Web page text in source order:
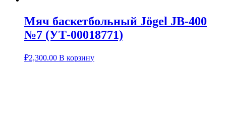
Мяч баскетбольный Jögel JB-400
№7 (УТ-00018771)
₽2,300.00 В корзину